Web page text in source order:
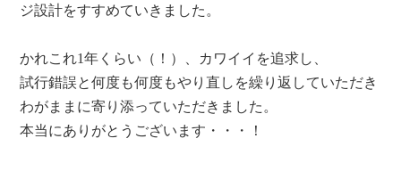
ジ設計をすすめていきました。
かれこれ1年くらい（！）、カワイイを追求し、
試行錯誤と何度も何度もやり直しを繰り返していただき
わがままに寄り添っていただきました。
本当にありがとうございます・・・！